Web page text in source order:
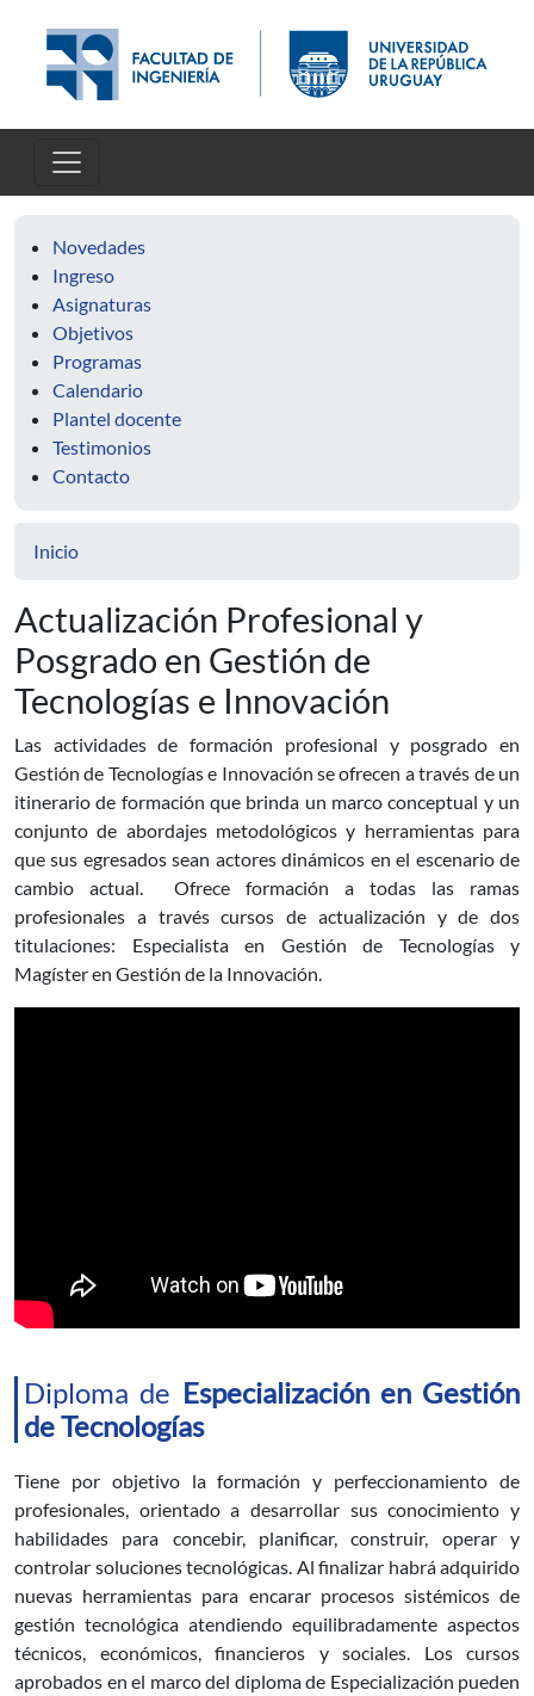
Novedades
Ingreso
Asignaturas
Objetivos
Programas
Calendario
Plantel docente
Testimonios
Contacto
Inicio
Actualización Profesional y
Posgrado en Gestión de
Tecnologías e Innovación
Las actividades de formación profesional y posgrado en
Gestión de Tecnologías e Innovación se ofrecen a través de un
itinerario de formación que brinda un marco conceptual y un
conjunto de abordajes metodológicos y herramientas para
que sus egresados sean actores dinámicos en el escenario de
cambio actual. Ofrece formación a todas las ramas
profesionales a través cursos de actualización y de dos
titulaciones: Especialista en Gestión de Tecnologías y
Magíster en Gestión de la Innovación.
Diploma de Especialización en Gestión
de Tecnologías
Tiene por objetivo la formación y perfeccionamiento de
profesionales, orientado a desarrollar sus conocimiento y
habilidades para concebir, planificar, construir, operar y
controlar soluciones tecnológicas. Al finalizar habrá adquirido
nuevas herramientas para encarar procesos sistémicos de
gestión tecnológica atendiendo equilibradamente aspectos
técnicos, económicos, financieros y sociales. Los cursos
aprobados en el marco del diploma de Especialización pueden